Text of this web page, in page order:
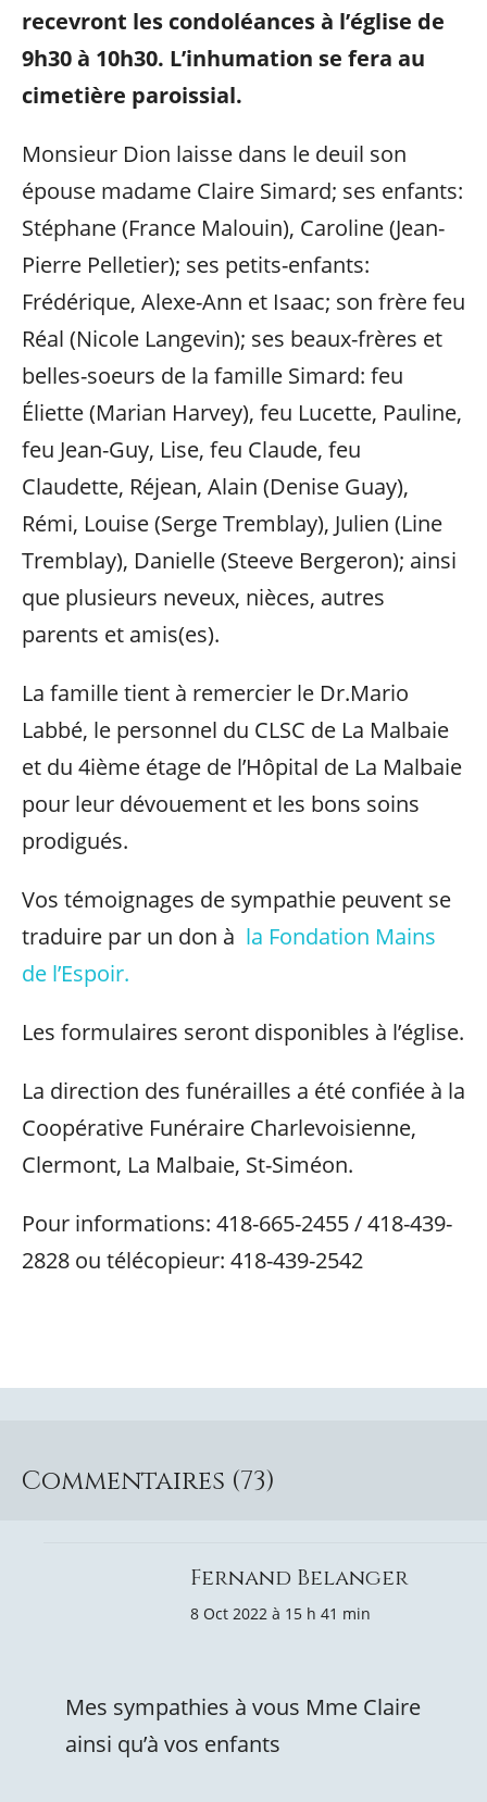
recevront les condoléances à l’église de
9h30 à 10h30. L’inhumation se fera au
cimetière paroissial.
Monsieur Dion laisse dans le deuil son
épouse madame Claire Simard; ses enfants:
Stéphane (France Malouin), Caroline (Jean-
Pierre Pelletier); ses petits-enfants:
Frédérique, Alexe-Ann et Isaac; son frère feu
Réal (Nicole Langevin); ses beaux-frères et
belles-soeurs de la famille Simard: feu
Éliette (Marian Harvey), feu Lucette, Pauline,
feu Jean-Guy, Lise, feu Claude, feu
Claudette, Réjean, Alain (Denise Guay),
Rémi, Louise (Serge Tremblay), Julien (Line
Tremblay), Danielle (Steeve Bergeron); ainsi
que plusieurs neveux, nièces, autres
parents et amis(es).
La famille tient à remercier le Dr.Mario
Labbé, le personnel du CLSC de La Malbaie
et du 4ième étage de l’Hôpital de La Malbaie
pour leur dévouement et les bons soins
prodigués.
Vos témoignages de sympathie peuvent se
traduire par un don à la Fondation Mains
de l’Espoir.
Les formulaires seront disponibles à l’église.
La direction des funérailles a été confiée à la
Coopérative Funéraire Charlevoisienne,
Clermont, La Malbaie, St-Siméon.
Pour informations: 418-665-2455 / 418-439-
2828 ou télécopieur: 418-439-2542
Commentaires (73)
Fernand Belanger
8 Oct 2022 à 15 h 41 min
Mes sympathies à vous Mme Claire
ainsi qu’à vos enfants